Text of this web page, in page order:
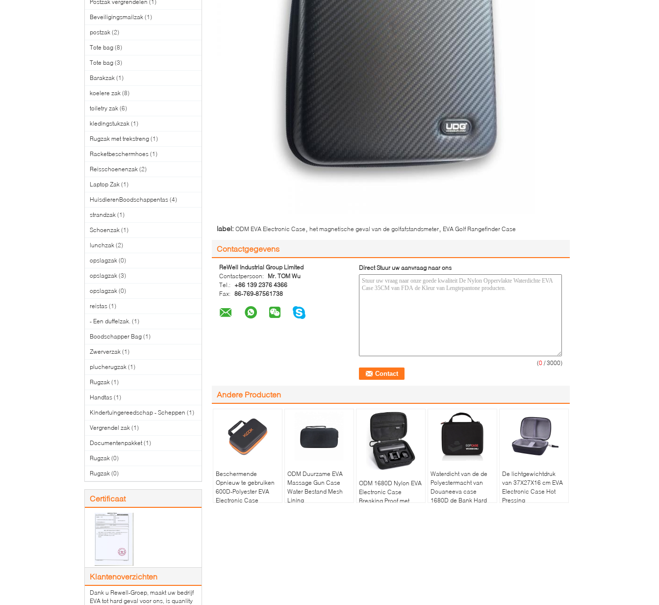
Postzak vergrendelen (1)
Beveiligingsmailzak (1)
postzak (2)
Tote bag (8)
Tote bag (3)
Barakzak (1)
koelere zak (8)
toiletry zak (6)
kledingstukzak (1)
Rugzak met trekstreng (1)
Racketbeschermhoes (1)
Reisschoenenzak (2)
Laptop Zak (1)
HuisdierenBoodschappentas (4)
strandzak (1)
Schoenzak (1)
lunchzak (2)
opslagzak (0)
opslagzak (3)
opslagzak (0)
reistas (1)
- Een duffelzak. (1)
Boodschapper Bag (1)
Zwerverzak (1)
plucherugzak (1)
Rugzak (1)
Handtas (1)
Kindertuingereedschap - Scheppen (1)
Vergrendel zak (1)
Documentenpakket (1)
Rugzak (0)
Rugzak (0)
Certificaat
Klantenoverzichten
Dank u Rewell-Groep, maakt uw bedrijf
EVA tot hard geval voor ons, is quanlity
label: ODM EVA Electronic Case het magnetische geval van de golfafstandsmeter EVA Golf Rangefinder Case
Contactgegevens
ReWell Industrial Group Limited
Contactpersoon:
Mr. TOM Wu
Tel.:
+86 139 2376 4366
Fax: 86-769-87561738
Direct Stuur uw aanvraag naar ons
(0 / 3000)
Andere Producten
Beschermende
Opnieuw te gebruiken
600D-Polyester EVA
Electronic Case
ODM Duurzame EVA
Massage Gun Case
Water Bestand Mesh
Lining
ODM 1680D Nylon EVA
Electronic Case
Breaking Proof met
Waterdicht van de de
Polyestermacht van
Douaneeva case
1680D de Bank Hard
De lichtgewichtdruk
van 37X27X16 cm EVA
Electronic Case Hot
Pressing